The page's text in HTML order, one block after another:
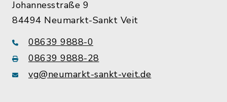
Johannesstraße 9
84494 Neumarkt-Sankt Veit
08639 9888-0
08639 9888-28
vg@neumarkt-sankt-veit.de